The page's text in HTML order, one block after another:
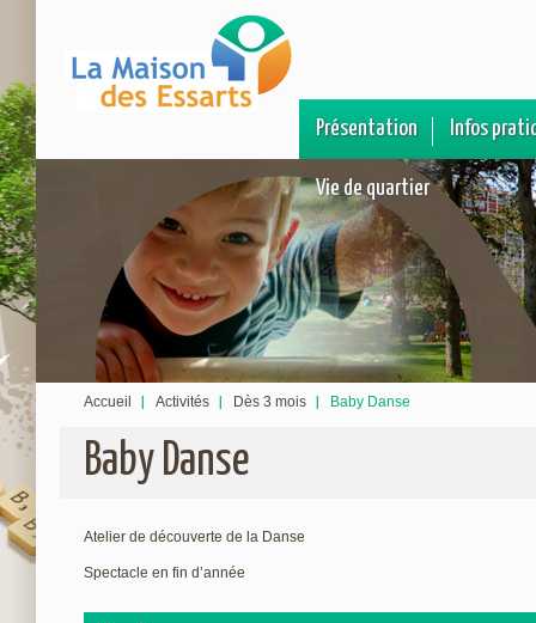
Présentation Infos
Vie de quartier
Accueil Activités Dès 3 mois Baby Danse
Baby Danse
Atelier de découverte de la Danse
Spectacle en fin d’année